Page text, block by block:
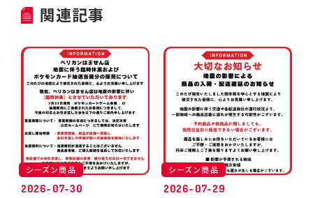
関連記事
シーズン商品
2026-07-30
シーズン商品
2026-07-29